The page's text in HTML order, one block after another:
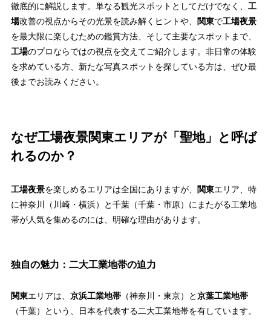
徹底的に解説します。単なる観光スポットとしてだけでなく、 工
場改善の視点からその光景を読み解くヒントや、 関東で工場夜景
を最大限に楽しむための鑑賞方法、そして主要なスポットまで、
工場のプロならではの視点を交えてご紹介します。非日常の体験
を求めている方、新たな写真スポットを探している方は、ぜひ最
後までお読みください。
なぜ工場夜景関東エリアが「聖地」と呼ば
れるのか？
工場夜景を楽しめるエリアは全国にありますが、 関東エリア、特
に神奈川（川崎・横浜）と千葉（千葉・市原）にまたがる工業地
帯が人気を集めるのには、明確な理由があります。
独自の魅力：二大工業地帯の迫力
関東エリアは、 京浜工業地帯（神奈川・東京）と京葉工業地帯
（千葉）という、日本を代表する二大工業地帯を有しています。